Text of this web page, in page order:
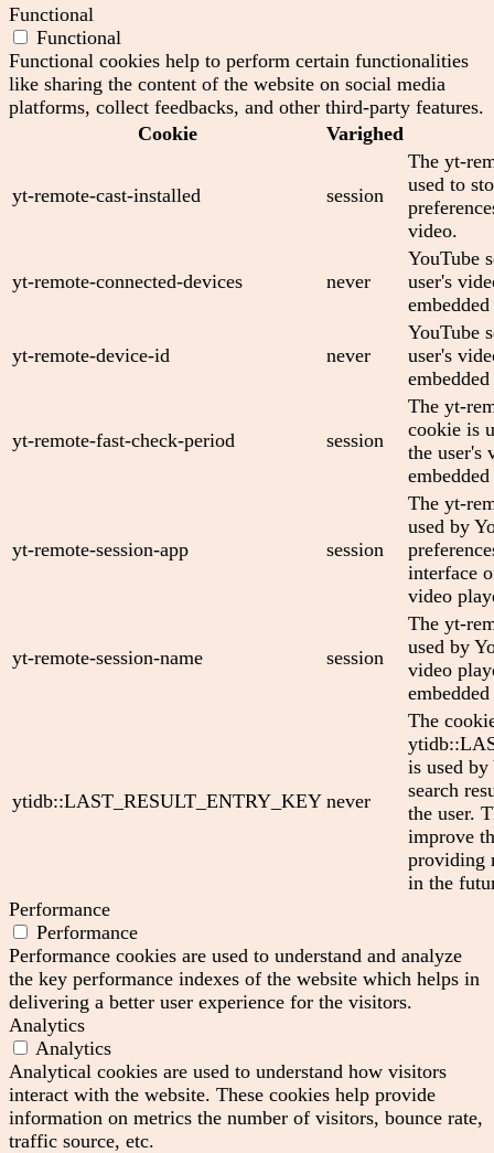
Functional
Functional
Functional cookies help to perform certain functionalities
like sharing the content of the website on social media
platforms, collect feedbacks, and other third-party features.
Cookie
Varighed
yt-remote-cast-installed session
The yt-
used to
video.
yt-remote-connected-devices never
YouTube
user's
yt-remote-device-id never
YouTube
user's
yt-remote-fast-check-period session
The yt-
cookie is
the user's
yt-remote-session-app session
The yt-
used by
interface
video
yt-remote-session-name session
The yt-
used by
video
ytidb::LAST_RESULT_ENTRY_KEY never
The
is used by
search
the user.
improve
providing
in the
Performance
Performance
Performance cookies are used to understand and analyze
the key performance indexes of the website which helps in
delivering a better user experience for the visitors.
Analytics
Analytics
Analytical cookies are used to understand how visitors
interact with the website. These cookies help provide
information on metrics the number of visitors, bounce rate,
traffic source, etc.